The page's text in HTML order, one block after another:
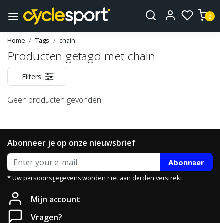
0
Home Tags chain
Producten getagd met chain
Filters
Geen producten gevonden!
Abonneer je op onze nieuwsbrief
Abonneer
* Uw persoonsgegevens worden niet aan derden verstrekt.
Mijn account
Vragen?